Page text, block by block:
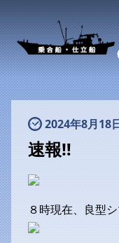
2024年8月18
速報‼️
８時現在、良型